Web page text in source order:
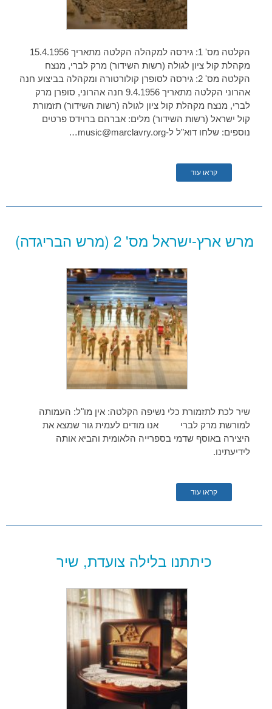
הקלטה מס' 1: גירסה למקהלה הקלטה מתאריך 15.4.1956
מקהלת קול ציון לגולה (רשות השידור) מרק לברי, מנצח
הקלטה מס' 2: גירסה לסופרן קולורטורה ומקהלה בביצוע חנה
אהרוני הקלטה מתאריך 9.4.1956 חנה אהרוני, סופרן מרק
לברי, מנצח מקהלת קול ציון לגולה (רשות השידור) תזמורת
קול ישראל (רשות השידור) מלים: אברהם ברוידס פרטים
נוספים: שלחו דוא"ל ל-music@marclavry.org…
קראו עוד
מרש ארץ-ישראל מס' 2 (מרש הבריגדה)
שיר לכת לתזמורת כלי נשיפה הקלטה: אין מו"ל: העמותה
למורשת מרק לברי אנו מודים לעמית גור שמצא את
היצירה באוסף שדמי בספרייה הלאומית והביא אותה
לידיעתינו.
קראו עוד
כיתתנו בלילה צועדת, שיר